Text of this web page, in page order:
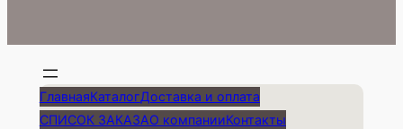
ГлавнаяКаталогДоставка и оплата
СПИСОК ЗАКАЗАО компанииКонтакты